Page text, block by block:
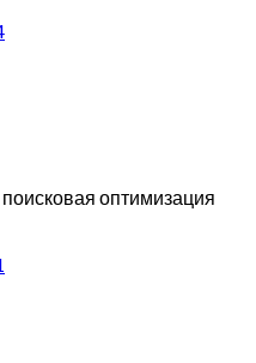
поисковая оптимизация